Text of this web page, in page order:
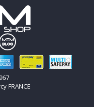
FRANCE